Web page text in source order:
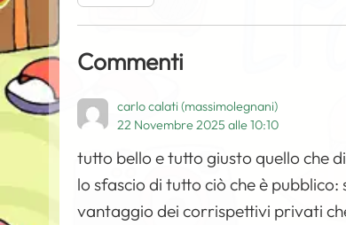
Commenti
carlo calati (massimolegnani)
22 Novembre 2025 alle 10:10
tutto bello e tutto giusto quello che
lo sfascio di tutto ciò che è
vantaggio dei corrispettivi privati